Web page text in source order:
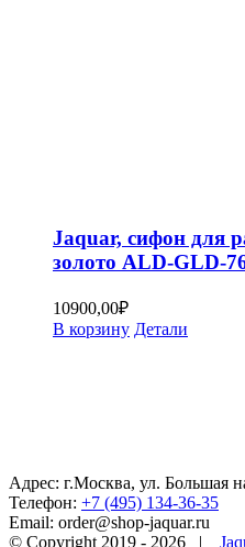
Jaquar, сифон для
золото ALD-GLD-
10900,00₽
В корзину Детали
Адрес: г.Москва, ул. Большая
Телефон: +7 (495) 134-36-35
Email: order@shop-jaquar.ru
© Copyright 2019 - 2026 |